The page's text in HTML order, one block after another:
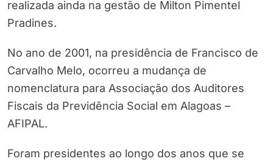
realizada ainda na gestão de Milton Pimentel
Pradines.
No ano de 2001, na presidência de Francisco de
Carvalho Melo, ocorreu a mudança de
nomenclatura para Associação dos Auditores
Fiscais da Previdência Social em Alagoas –
AFIPAL.
Foram presidentes ao longo dos anos que se